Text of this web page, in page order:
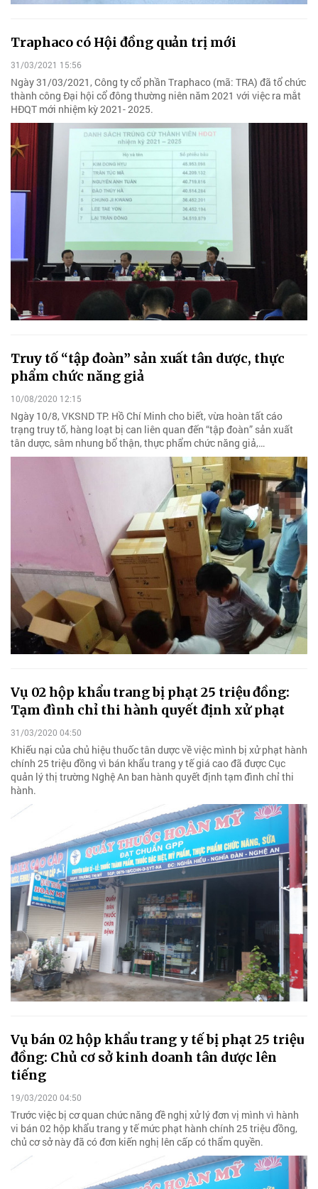
Traphaco có Hội đồng quản trị mới
31/03/2021 15:56
Ngày 31/03/2021, Công ty cổ phần Traphaco (mã: TRA) đã tổ chức
thành công Đại hội cổ đông thường niên năm 2021 với việc ra mắt
HĐQT mới nhiệm kỳ 2021- 2025.
Truy tố “tập đoàn” sản xuất tân dược, thực
phẩm chức năng giả
10/08/2020 12:15
Ngày 10/8, VKSND TP. Hồ Chí Minh cho biết, vừa hoàn tất cáo
trạng truy tố, hàng loạt bị can liên quan đến “tập đoàn” sản xuất
tân dược, sâm nhung bổ thận, thực phẩm chức năng giả,…
Vụ 02 hộp khẩu trang bị phạt 25 triệu đồng:
Tạm đình chỉ thi hành quyết định xử phạt
31/03/2020 04:50
Khiếu nại của chủ hiệu thuốc tân dược về việc mình bị xử phạt hành
chính 25 triệu đồng vì bán khẩu trang y tế giá cao đã được Cục
quản lý thị trường Nghệ An ban hành quyết định tạm đình chỉ thi
hành.
Vụ bán 02 hộp khẩu trang y tế bị phạt 25 triệu
đồng: Chủ cơ sở kinh doanh tân dược lên
tiếng
19/03/2020 04:50
Trước việc bị cơ quan chức năng đề nghị xử lý đơn vị mình vì hành
vi bán 02 hộp khẩu trang y tế mức phạt hành chính 25 triệu đồng,
chủ cơ sở này đã có đơn kiến nghị lên cấp có thẩm quyền.